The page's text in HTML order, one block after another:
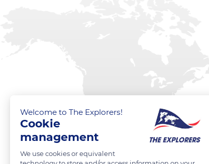
Welcome to The Explorers!
Cookie
management
We use cookies or equivalent